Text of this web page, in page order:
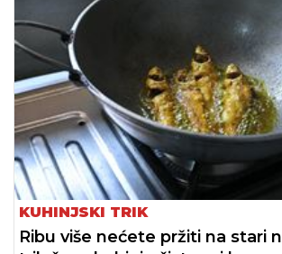
KUHINJSKI TRIK
Ribu više nećete pržiti na stari